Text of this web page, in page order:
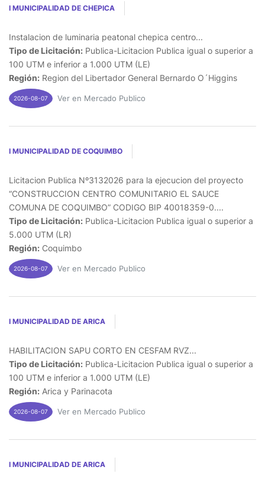
I MUNICIPALIDAD DE CHEPICA
Instalacion de luminaria peatonal chepica centro...
Tipo de Licitación: Publica-Licitacion Publica igual o superior a
100 UTM e inferior a 1.000 UTM (LE)
Región: Region del Libertador General Bernardo O´Higgins
2026-08-07 Ver en Mercado Publico
I MUNICIPALIDAD DE COQUIMBO
Licitacion Publica Nº3132026 para la ejecucion del proyecto
“CONSTRUCCION CENTRO COMUNITARIO EL SAUCE
COMUNA DE COQUIMBO” CODIGO BIP 40018359-0....
Tipo de Licitación: Publica-Licitacion Publica igual o superior a
5.000 UTM (LR)
Región: Coquimbo
2026-08-07 Ver en Mercado Publico
I MUNICIPALIDAD DE ARICA
HABILITACION SAPU CORTO EN CESFAM RVZ...
Tipo de Licitación: Publica-Licitacion Publica igual o superior a
100 UTM e inferior a 1.000 UTM (LE)
Región: Arica y Parinacota
2026-08-07 Ver en Mercado Publico
I MUNICIPALIDAD DE ARICA